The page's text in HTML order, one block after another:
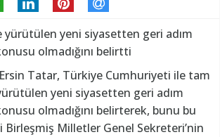
yürütülen yeni siyasetten geri adım
olmadığını belirtti
Tatar, Türkiye Cumhuriyeti ile tam
yeni siyasetten geri adım
olmadığını belirterek, bunu bu
Milletler Genel Sekreteri’nin